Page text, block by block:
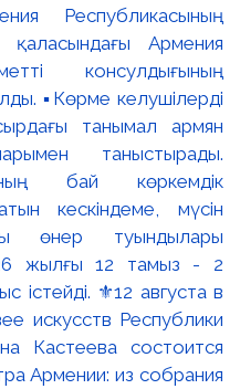
Республикасының
қаласындағы Армения
консулдығының
▪️Көрме келушілерді
танымал армян
таныстырады.
бай көркемдік
кескіндеме, мүсін
өнер туындылары
жылғы 12 тамыз - 2
істейді. ⚜️12 августа в
искусств Республики
Кастеева состоится
Армении: из собрания